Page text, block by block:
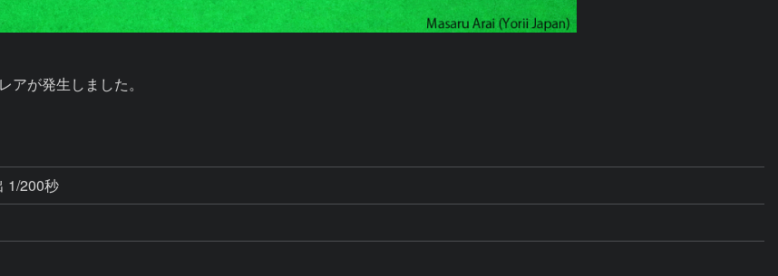
が発生しました。
1/200秒